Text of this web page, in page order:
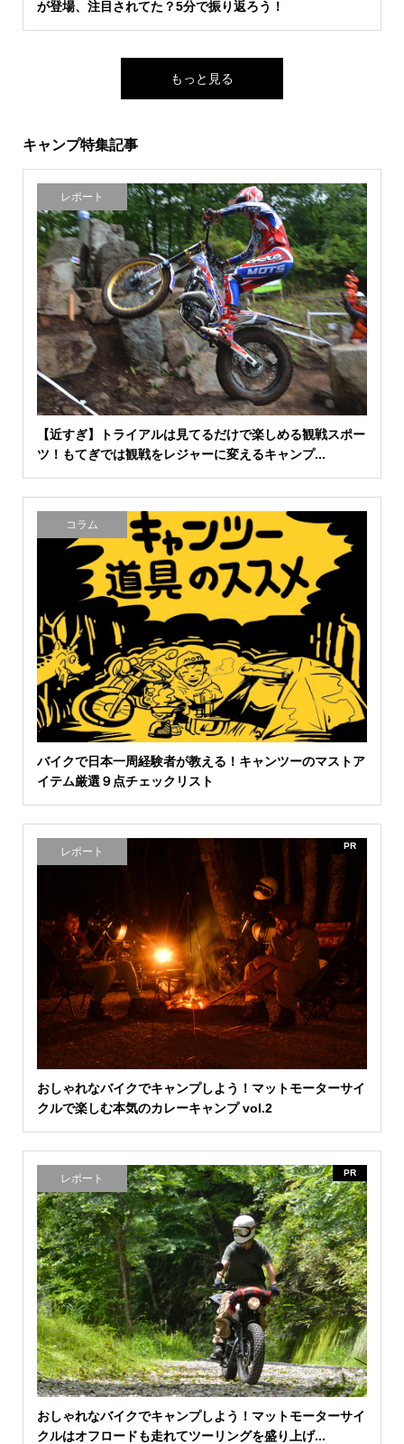
が登場、注目されてた？5分で振り返ろう！
もっと見る
キャンプ特集記事
レポート
【近すぎ】トライアルは見てるだけで楽しめる観戦スポー
ツ！もてぎでは観戦をレジャーに変えるキャンプ...
コラム
バイクで日本一周経験者が教える！キャンツーのマストア
イテム厳選９点チェックリスト
レポート PR
おしゃれなバイクでキャンプしよう！マットモーターサイ
クルで楽しむ本気のカレーキャンプ vol.2
レポート PR
おしゃれなバイクでキャンプしよう！マットモーターサイ
クルはオフロードも走れてツーリングを盛り上げ...